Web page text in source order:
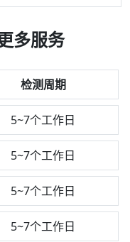
多服务
检测周期
5~7个工作日
5~7个工作日
5~7个工作日
5~7个工作日